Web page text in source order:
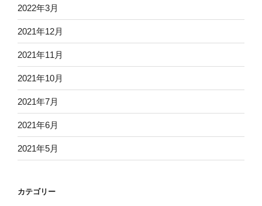
2022年3月
2021年12月
2021年11月
2021年10月
2021年7月
2021年6月
2021年5月
カテゴリー